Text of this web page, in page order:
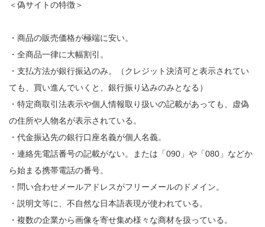
＜偽サイトの特徴＞
・商品の販売価格が極端に安い。
・全商品一律に大幅割引。
・支払方法が銀行振込のみ。（クレジット決済可と表示されてい
ても、買い進んでいくと、銀行振り込みのみとなる）
・特定商取引法表示や個人情報取り扱いの記載があっても、虚偽
の住所や人物名が表示されている。
・代金振込先の銀行口座名義が個人名義。
・連絡先電話番号の記載がない。または「090」や「080」などか
ら始まる携帯電話の番号。
・問い合わせメールアドレスがフリーメールのドメイン。
・説明文等に、不自然な日本語表現が使われている。
・複数の企業から画像を寄せ集め様々な商材を扱っている。